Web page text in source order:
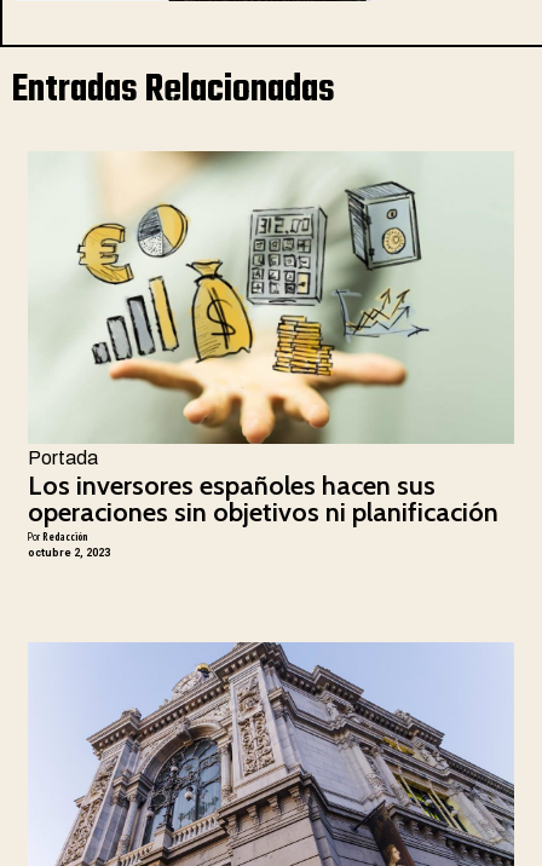
Entradas Relacionadas
Portada
Los inversores españoles hacen sus
operaciones sin objetivos ni planificación
PorRedacción
octubre 2, 2023